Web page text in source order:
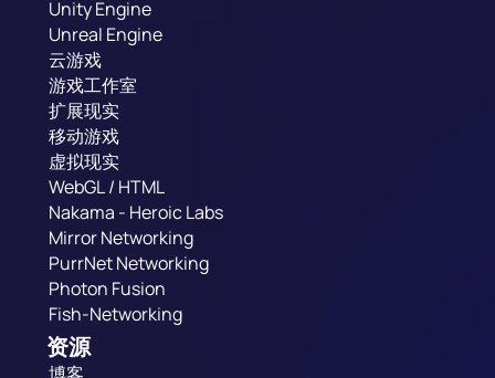
Unity Engine
Unreal Engine
云游戏
游戏工作室
扩展现实
移动游戏
虚拟现实
WebGL / HTML
Nakama - Heroic Labs
Mirror Networking
PurrNet Networking
Photon Fusion
Fish-Networking
资源